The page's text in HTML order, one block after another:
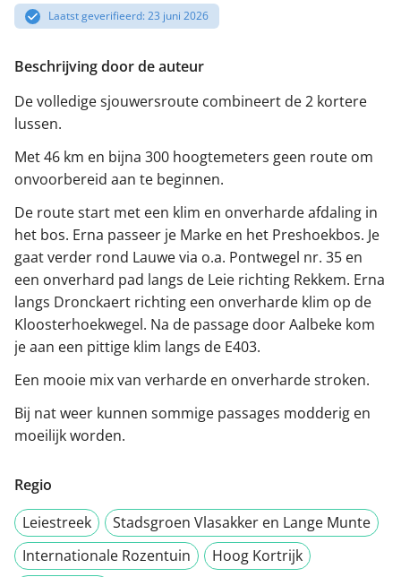
Laatst geverifieerd: 23 juni 2026
Beschrijving door de auteur
De volledige sjouwersroute combineert de 2 kortere
lussen.
Met 46 km en bijna 300 hoogtemeters geen route om
onvoorbereid aan te beginnen.
De route start met een klim en onverharde afdaling in
het bos. Erna passeer je Marke en het Preshoekbos. Je
gaat verder rond Lauwe via o.a. Pontwegel nr. 35 en
een onverhard pad langs de Leie richting Rekkem. Erna
langs Dronckaert richting een onverharde klim op de
Kloosterhoekwegel. Na de passage door Aalbeke kom
je aan een pittige klim langs de E403.
Een mooie mix van verharde en onverharde stroken.
Bij nat weer kunnen sommige passages modderig en
moeilijk worden.
Regio
Leiestreek
Stadsgroen Vlasakker en Lange Munte
Internationale Rozentuin
Hoog Kortrijk